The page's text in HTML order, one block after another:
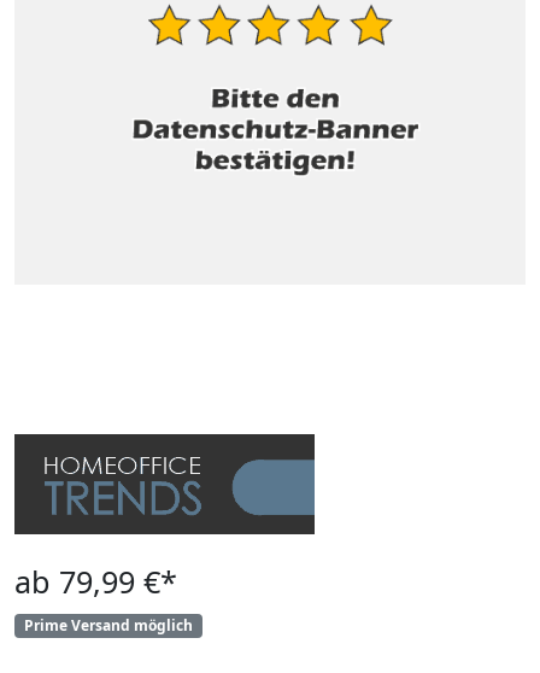
ab 79,99 €*
Prime Versand möglich